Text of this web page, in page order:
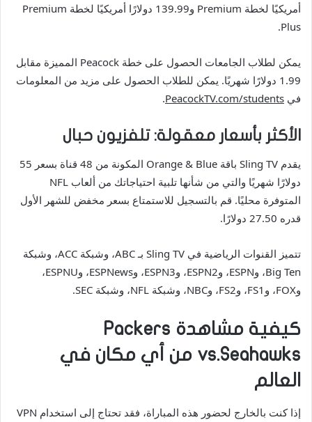
أمريكيًا لخطة Premium و139.99 دولارًا أمريكيًا لخطة Premium
Plus.
يمكن لطلاب الجامعات الحصول على خطة Peacock المميزة مقابل
1.99 دولارًا شهريًا. يمكن للطلاب الحصول على مزيد من المعلومات
في PeacockTV.com/students
.
الأكثر بأسعار معقولة: تلفزيون حبال
يقدم Sling TV باقة Orange & Blue المكونة من 48 قناة بسعر 55
دولارًا شهريًا والتي من شأنها تلبية احتياجاتك من ألعاب NFL
المتوفرة محليًا. قم بالتسجيل للاستمتاع بسعر مخفض للشهر الأول
قدره 27.50 دولارًا.
تتميز القنوات الرياضية في Sling TV بـ ABC، وشبكة ACC، وشبكة
Big Ten، وESPN، وESPN2، وESPN3، وESPNews، وESPNU،
وFOX، وFS1، وFS2، وNBC، وشبكة NFL، وشبكة SEC.
كيفية مشاهدة Packers
vs.Seahawks من أي مكان في
العالم
إذا كنت بالخارج لحضور هذه المباراة، فقد تحتاج إلى استخدام VPN